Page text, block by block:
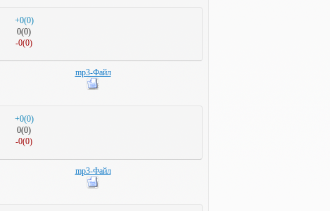
+0(0)
0(0)
-0(0)
mp3-Файл
+0(0)
0(0)
-0(0)
mp3-Файл